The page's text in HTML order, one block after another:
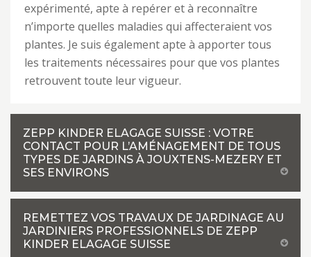
expérimenté, apte à repérer et à reconnaître
n’importe quelles maladies qui affecteraient vos
plantes. Je suis également apte à apporter tous
les traitements nécessaires pour que vos plantes
retrouvent toute leur vigueur.
ZEPP KINDER ELAGAGE SUISSE : VOTRE
CONTACT POUR L’AMÉNAGEMENT DE TOUS
TYPES DE JARDINS À JOUXTENS-MEZERY ET
SES ENVIRONS
REMETTEZ VOS TRAVAUX DE JARDINAGE AU
JARDINIERS PROFESSIONNELS DE ZEPP
KINDER ELAGAGE SUISSE